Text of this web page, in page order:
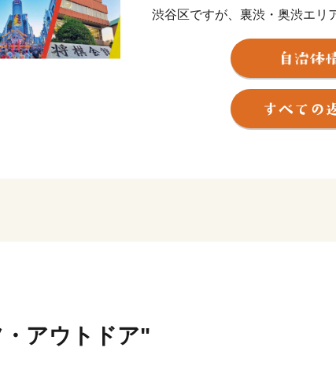
渋谷区ですが、裏渋・奥渋エリ
大人の雰囲気が漂う街や、笹塚
う街、 緑に囲まれて文化・歴
ど、様々な魅力にあふれていま
また、100年に一度とも言われ
皆さまに、いつの時代も文化
アウトドア"